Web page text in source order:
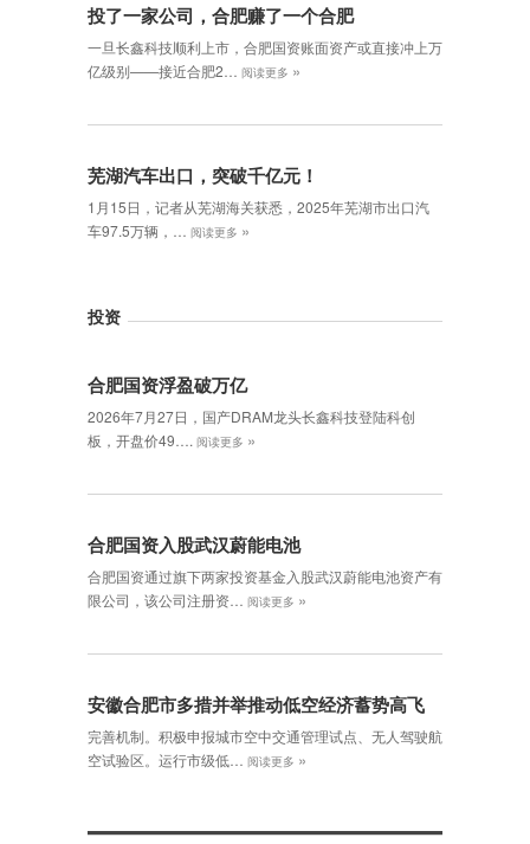
投了一家公司，合肥赚了一个合肥
一旦长鑫科技顺利上市，合肥国资账面资产或直接冲上万
亿级别——接近合肥2…
阅读更多 »
芜湖汽车出口，突破千亿元！
1月15日，记者从芜湖海关获悉，2025年芜湖市出口汽
车97.5万辆，…
阅读更多 »
投资
合肥国资浮盈破万亿
2026年7月27日，国产DRAM龙头长鑫科技登陆科创
板，开盘价49…. 阅读更多 »
合肥国资入股武汉蔚能电池
合肥国资通过旗下两家投资基金入股武汉蔚能电池资产有
限公司，该公司注册资…
阅读更多 »
安徽合肥市多措并举推动低空经济蓄势高飞
完善机制。积极申报城市空中交通管理试点、无人驾驶航
空试验区。运行市级低…
阅读更多 »